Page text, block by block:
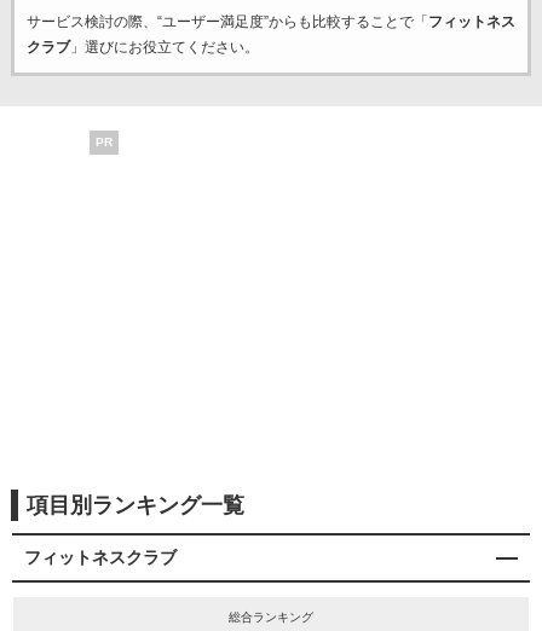
サービス検討の際、“ユーザー満足度”からも比較することで「 フィットネス
クラブ」選びにお役立てください。
PR
項目別ランキング一覧
フィットネスクラブ
総合ランキング